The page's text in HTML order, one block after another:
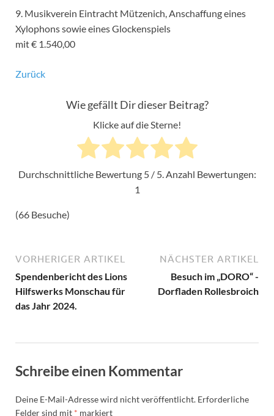
9. Musikverein Eintracht Mützenich, Anschaffung eines
Xylophons sowie eines Glockenspiels
mit € 1.540,00
Zurück
Wie gefällt Dir dieser Beitrag?
Klicke auf die Sterne!
Durchschnittliche Bewertung 5/ 5. Anzahl Bewertungen:
1
(66 Besuche)
VORHERIGER ARTIKEL
Spendenbericht des Lions
Hilfswerks Monschau für
das Jahr 2024.
NÄCHSTER ARTIKEL
Besuch im „DORO“ -
Dorfladen Rollesbroich
Schreibe einen Kommentar
Deine E-Mail-Adresse wird nicht veröffentlicht. Erforderliche
Felder sind mit * markiert